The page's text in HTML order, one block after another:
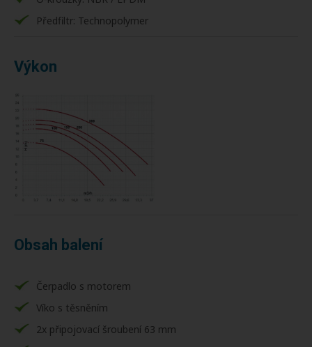
Předfiltr: Technopolymer
Výkon
Obsah balení
Čerpadlo s motorem
Víko s těsněním
2x připojovací šroubení 63 mm